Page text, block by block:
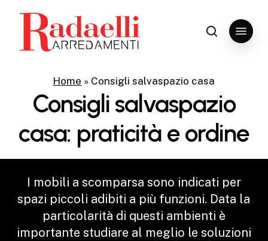
content
search
Menu
Home » Consigli salvaspazio casa
Consiglisalvaspazio
casa: praticità e ordine
I mobili a scomparsa sono indicati per
spazi piccoli adibiti a più funzioni. Data la
particolarità di questi ambienti è
importante studiare al meglio le soluzioni
Close